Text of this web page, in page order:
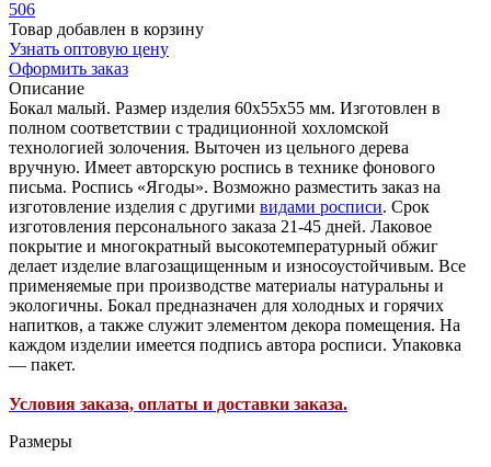
506
Товар добавлен в корзину
Узнать оптовую цену
Оформить заказ
Описание
Бокал малый. Размер изделия 60х55х55 мм. Изготовлен в
полном соответствии с традиционной хохломской
технологией золочения. Выточен из цельного дерева
вручную. Имеет авторскую роспись в технике фонового
письма. Роспись «Ягоды». Возможно разместить заказ на
изготовление изделия с другими видами росписи. Срок
изготовления персонального заказа 21-45 дней. Лаковое
покрытие и многократный высокотемпературный обжиг
делает изделие влагозащищенным и износоустойчивым. Все
применяемые при производстве материалы натуральны и
экологичны. Бокал предназначен для холодных и горячих
напитков, а также служит элементом декора помещения. На
каждом изделии имеется подпись автора росписи. Упаковка
— пакет.
Условия заказа, оплаты и доставки заказа.
Размеры